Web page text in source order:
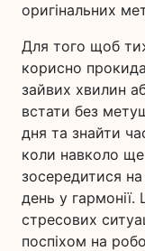
оригінальних
Для того щоб
корисно
зайвих хвилин
встати без
дня та знайти
коли навколо
зосередитися
день у
стресових
поспіхом на